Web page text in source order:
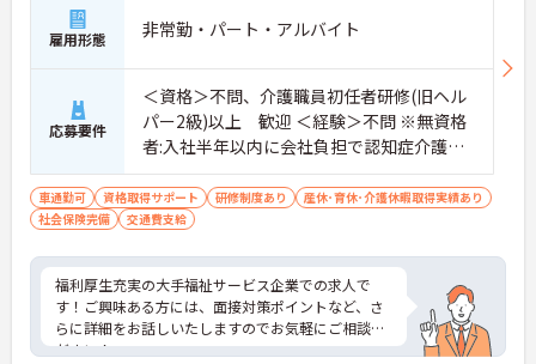
雇用形態 非常勤・パート・アルバイト
応募要件
＜資格＞不問、介護職員初任者研修(旧ヘル
パー2級)以上 歓迎 ＜経験＞不問 ※無資格
者:入社半年以内に会社負担で認知症介護基
礎研修受講
車通勤可 資格取得サポート 研修制度あり
産休･育休･介護休暇取得実績あり
社会保険完備
交通費支給
福利厚生充実の大手福祉サービス企業での求人で
す！ご興味ある方には、面接対策ポイントなど、さ
らに詳細をお話しいたしますのでお気軽にご相談く
ださい！